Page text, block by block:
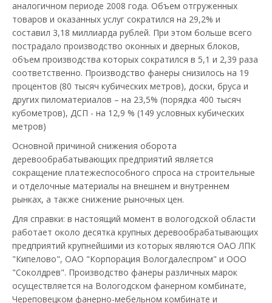
аналогичном периоде 2008 года. Объем отгруженных
товаров и оказанных услуг сократился на 29,2% и
составил 3,18 миллиарда рублей. При этом больше всего
пострадало производство оконных и дверных блоков,
объем производства которых сократился в 5,1 и 2,39 раза
соответственно. Производство фанеры снизилось на 19
процентов (80 тысяч кубических метров), доски, бруса и
других пиломатериалов – на 23,5% (порядка 400 тысяч
кубометров), ДСП - на 12,9 % (149 условных кубических
метров)
Основной причиной снижения оборота
деревообрабатывающих предприятий является
сокращение платежеспособного спроса на строительные
и отделочные материалы на внешнем и внутреннем
рынках, а также снижение рыночных цен.
Для справки: в настоящий момент в вологодской области
работает около десятка крупных деревообрабатывающих
предприятий крупнейшими из которых являются ОАО ЛПК
"Кипелово", ОАО "Корпорация Вологдалеспром" и ООО
"Соколдрев". Производство фанеры различных марок
осуществляется на Вологодском фанерном комбинате,
Череповецком фанерно-мебельном комбинате и